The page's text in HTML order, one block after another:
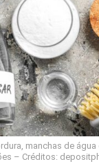
manchas de
– Créditos: